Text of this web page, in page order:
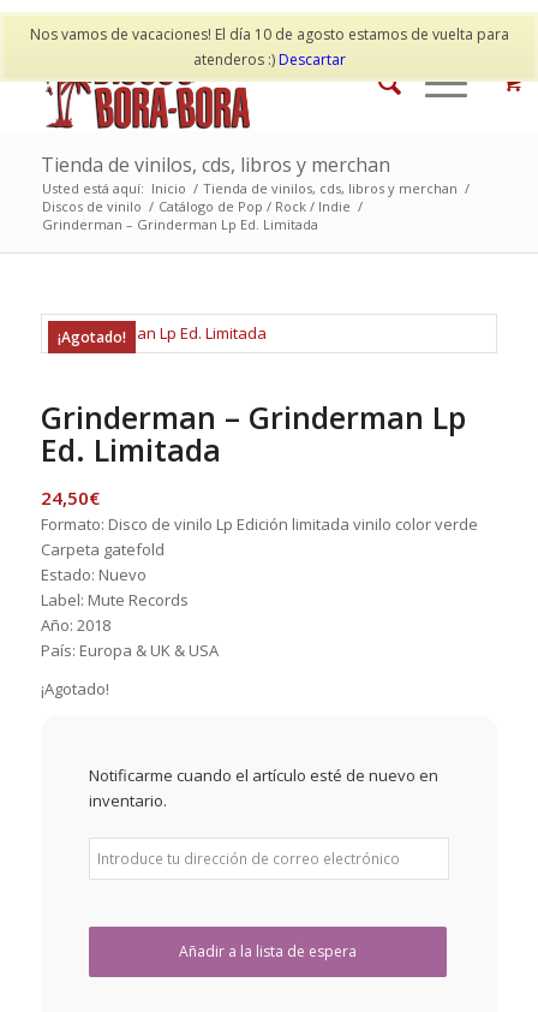
Nos vamos de vacaciones! El día 10 de agosto estamos de vuelta para
atenderos :)Descartar
Mi cuenta Contacto
Tienda de vinilos, cds, libros y merchan
Usted está aquí: Inicio / Tienda de vinilos, cds, libros y merchan /
Discos de vinilo / Catálogo de Pop / Rock / Indie /
Grinderman – Grinderman Lp Ed. Limitada
¡Agotado!
Grinderman – Grinderman Lp
Ed. Limitada
24,50€
Formato: Disco de vinilo Lp Edición limitada vinilo color verde
Carpeta gatefold
Estado: Nuevo
Label: Mute Records
Año: 2018
País: Europa & UK & USA
¡Agotado!
Notificarme cuando el artículo esté de nuevo en
inventario.